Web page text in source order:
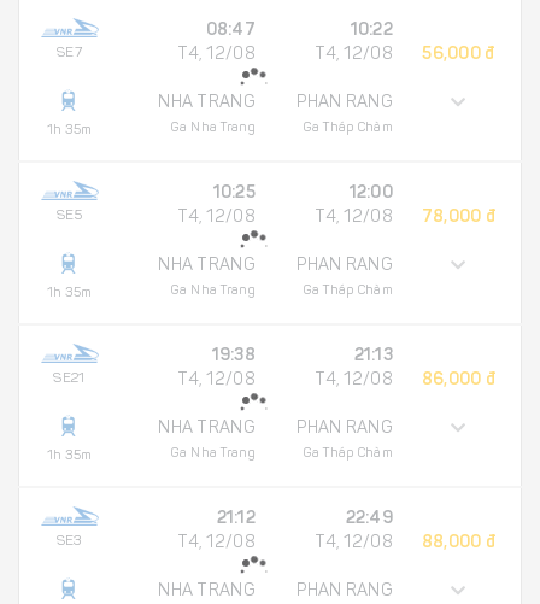
SE7
1h 35m
08:47
T4, 12/08
NHA TRANG
Ga Nha Trang
10:22
T4, 12/08
PHAN RANG
Ga Tháp Chàm
56,000 đ
SE5
1h 35m
10:25
T4, 12/08
NHA TRANG
Ga Nha Trang
12:00
T4, 12/08
PHAN RANG
Ga Tháp Chàm
78,000 đ
SE21
1h 35m
19:38
T4, 12/08
NHA TRANG
Ga Nha Trang
21:13
T4, 12/08
PHAN RANG
Ga Tháp Chàm
86,000 đ
SE3
21:12
T4, 12/08
NHA TRANG
22:49
T4, 12/08
PHAN RANG
88,000 đ